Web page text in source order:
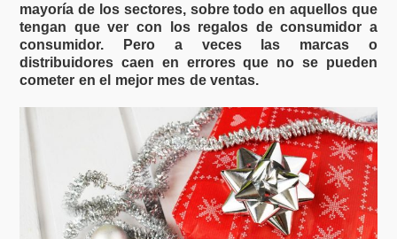
mayoría de los sectores, sobre todo en aquellos que
tengan que ver con los regalos de consumidor a
consumidor. Pero a veces las marcas o
distribuidores caen en errores que no se pueden
cometer en el mejor mes de ventas.